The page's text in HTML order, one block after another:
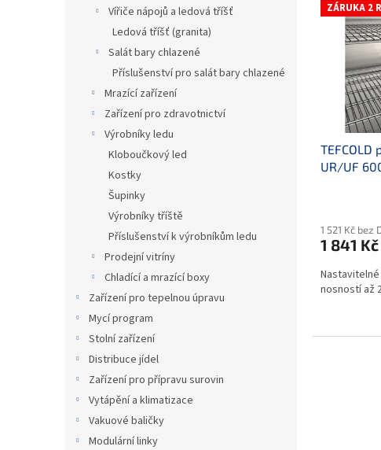
Vířiče nápojů a ledová tříšť
Ledová tříšť (granita)
Salát bary chlazené
Příslušenství pro salát bary chlazené
Mrazící zařízení
Zařízení pro zdravotnictví
Výrobníky ledu
Kloboučkový led
Kostky
Šupinky
Výrobníky tříště
Příslušenství k výrobníkům ledu
Prodejní vitríny
Chladící a mrazící boxy
Zařízení pro tepelnou úpravu
Mycí program
Stolní zařízení
Distribuce jídel
Zařízení pro přípravu surovin
Vytápění a klimatizace
Vakuové baličky
Modulární linky
pp ZÁRUKA 2
UR/UF
1 521 Kč bez
1 841 Kč
nosností až